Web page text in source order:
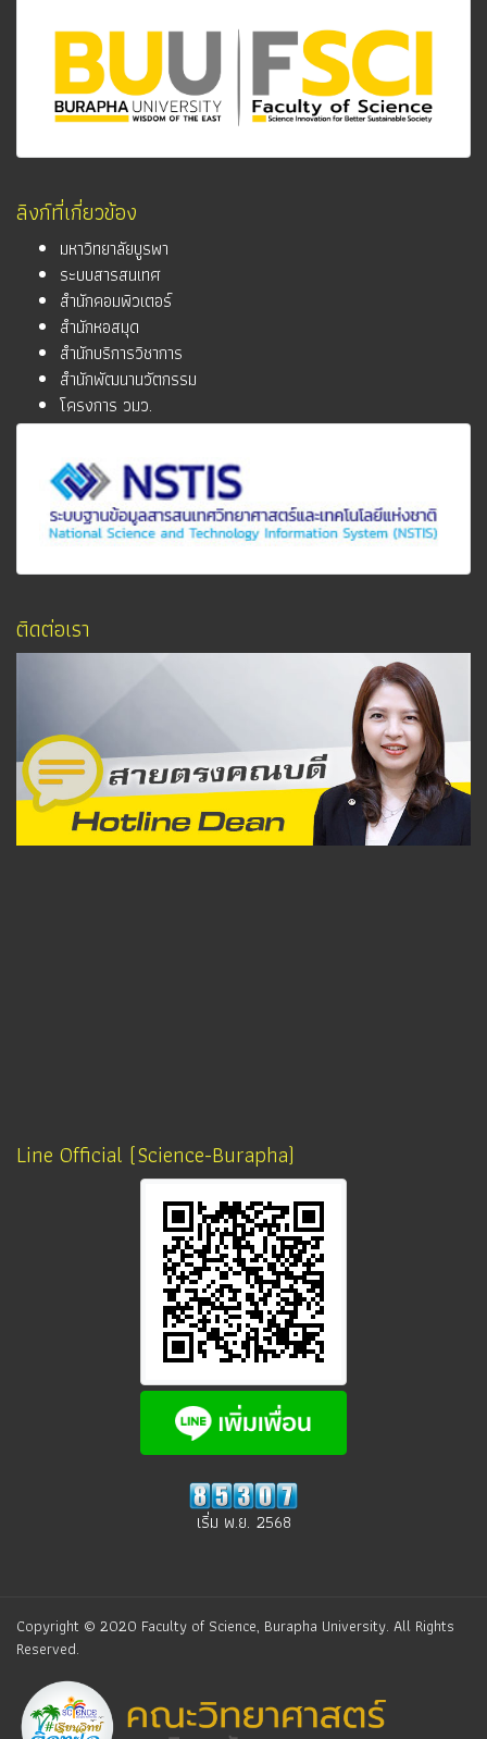
ลิงก์ที่เกี่ยวข้อง
มหาวิทยาลัยบูรพา
ระบบสารสนเทศ
สำนักคอมพิวเตอร์
สำนักหอสมุด
สำนักบริการวิชาการ
สำนักพัฒนานวัตกรรม
โครงการ วมว.
ติดต่อเรา
Line Official (Science-Burapha)
เริ่ม พ.ย. 2568
Copyright © 2020 Faculty of Science, Burapha University. All Rights
Reserved.